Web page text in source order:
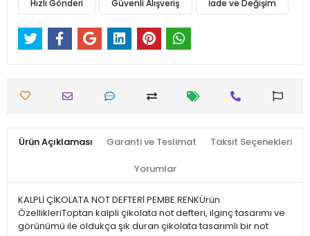
Hızlı Gönderi Güvenli Alışveriş İade ve Değişim
Ürün Açıklaması Garanti ve Teslimat Taksit Seçenekleri
Yorumlar
KALPLİ ÇİKOLATA NOT DEFTERİ PEMBE RENKÜrün
ÖzellikleriToptan kalpli çikolata not defteri, ilginç tasarımı ve
görünümü ile oldukça şık duran çikolata tasarımlı bir not